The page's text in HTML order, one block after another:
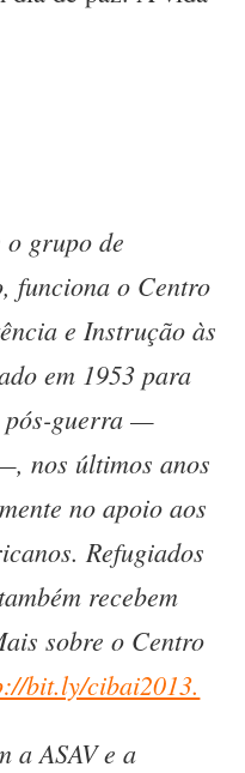
grupo de
funciona o Centro
e Instrução às
em 1953 para
pós-guerra —
nos últimos anos
no apoio aos
Refugiados
recebem
sobre o Centro
bit.ly/cibai2013.
a ASAV e a